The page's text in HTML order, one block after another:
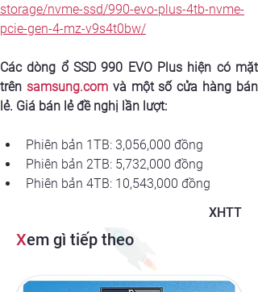
storage/nvme-ssd/990-evo-plus-4tb-nvme-
pcie-gen-4-mz-v9s4t0bw/
Các dòng ổ SSD 990 EVO Plus hiện có mặt
trên samsung.com và một số cửa hàng bán
lẻ. Giá bán lẻ đề nghị lần lượt:
Phiên bản 1TB: 3,056,000 đồng
Phiên bản 2TB: 5,732,000 đồng
Phiên bản 4TB: 10,543,000 đồng
XHTT
Xem gì tiếp theo